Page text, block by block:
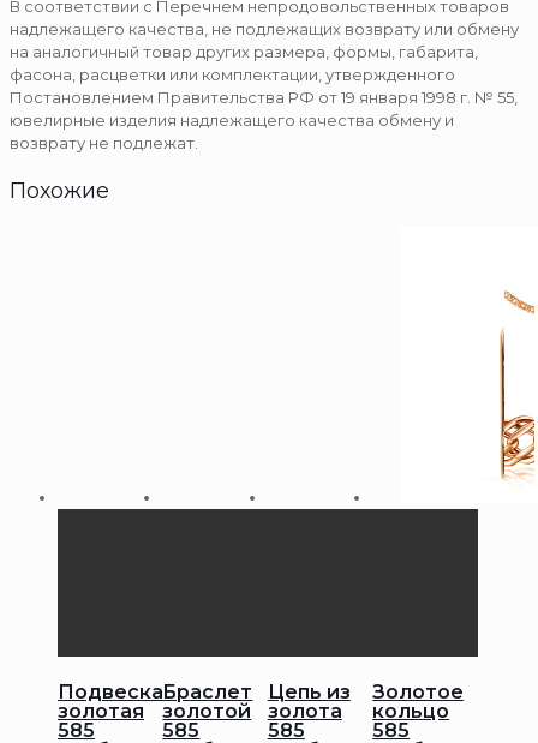
В соответствии с Перечнем непродовольственных товаров
надлежащего качества, не подлежащих возврату или обмену
на аналогичный товар других размера, формы, габарита,
фасона, расцветки или комплектации, утвержденного
Постановлением Правительства РФ от 19 января 1998 г. № 55,
ювелирные изделия надлежащего качества обмену и
возврату не подлежат.
Похожие
Подвеска
золотая
585
Браслет
золотой
585
Цепь из
золота
585
Золотое
кольцо
585